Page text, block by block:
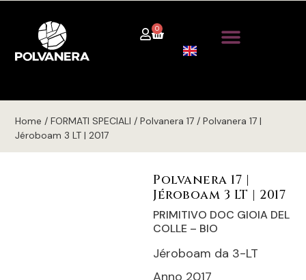
0
Home / FORMATI SPECIALI / Polvanera 17 / Polvanera 17 |
Jéroboam 3 LT | 2017
Polvanera 17 |
Jéroboam 3 LT | 2017
PRIMITIVO DOC GIOIA DEL
COLLE – BIO
Jéroboam da 3-LT